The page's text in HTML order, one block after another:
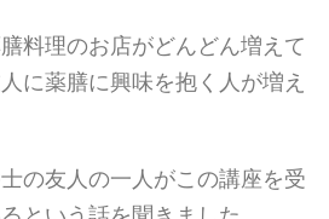
料理のお店がどんどん増えて
に薬膳に興味を抱く人が増え
の友人の一人がこの講座を受